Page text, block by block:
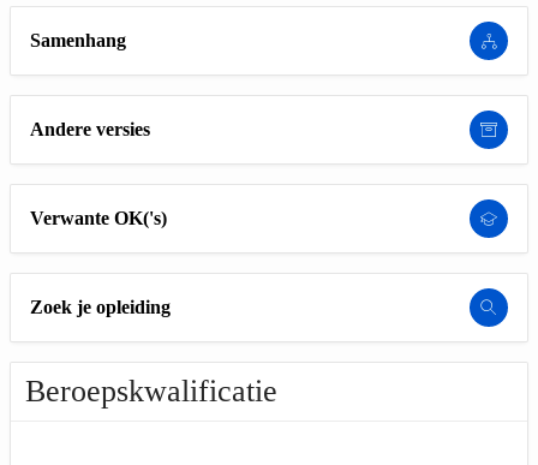
Samenhang
Andere versies
Verwante OK('s)
Zoek je opleiding
Beroepskwalificatie